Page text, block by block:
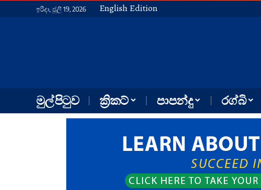
ඉරිදා, ජූලි 19, 2026 English Edition
මුල් පිටුව ක්‍රිකට් පාපන්දු රග්බි